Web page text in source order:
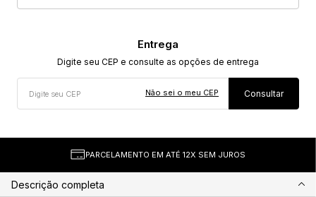
Não sei o meu CEP
PARCELAMENTO EM ATÉ 12X SEM JUROS
Descrição completa